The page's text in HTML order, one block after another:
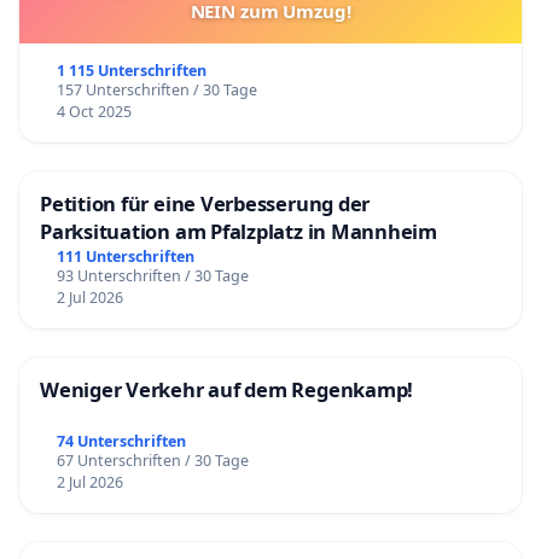
NEIN zum Umzug!
1 115 Unterschriften
157 Unterschriften / 30 Tage
4 Oct 2025
Petition für eine Verbesserung der
Parksituation am Pfalzplatz in Mannheim
111 Unterschriften
93 Unterschriften / 30 Tage
2 Jul 2026
Weniger Verkehr auf dem Regenkamp!
74 Unterschriften
67 Unterschriften / 30 Tage
2 Jul 2026